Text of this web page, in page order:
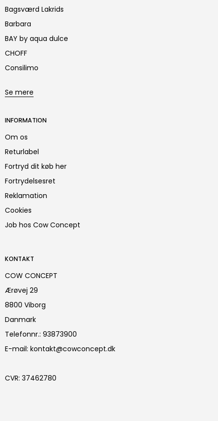
Bagsværd Lakrids
Barbara
BAY by aqua dulce
CHOFF
Consilimo
Se mere
INFORMATION
Om os
Returlabel
Fortryd dit køb her
Fortrydelsesret
Reklamation
Cookies
Job hos Cow Concept
KONTAKT
COW CONCEPT
Ærøvej 29
8800 Viborg
Danmark
Telefonnr.: 93873900
E-mail: kontakt@cowconcept.dk
CVR: 37462780